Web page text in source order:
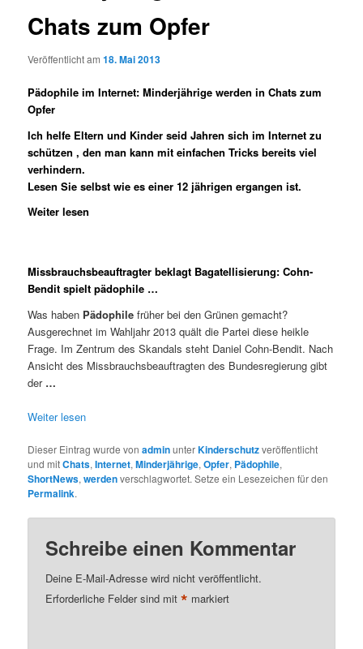
Chats zum Opfer
Veröffentlicht am18. Mai 2013
Pädophile im Internet: Minderjährige werden in Chats zum
Opfer
Ich helfe Eltern und Kinder seid Jahren sich im Internet zu
schützen , den man kann mit einfachen Tricks bereits viel
verhindern.
Lesen Sie selbst wie es einer 12 jährigen ergangen ist.
Weiter lesen
Missbrauchsbeauftragter beklagt Bagatellisierung: Cohn-
Bendit spielt pädophile …
Was haben Pädophile früher bei den Grünen gemacht?
Ausgerechnet im Wahljahr 2013 quält die Partei diese heikle
Frage. Im Zentrum des Skandals steht Daniel Cohn-Bendit. Nach
Ansicht des Missbrauchsbeauftragten des Bundesregierung gibt
der …
Weiter lesen
Dieser Eintrag wurde vonadminunterKinderschutzveröffentlicht
und mitChats,Internet,Minderjährige,Opfer, Pädophile,
ShortNews,werdenverschlagwortet. Setze ein Lesezeichen für den
Permalink.
Schreibe einen Kommentar
Deine E-Mail-Adresse wird nicht veröffentlicht.
Erforderliche Felder sind mit* markiert